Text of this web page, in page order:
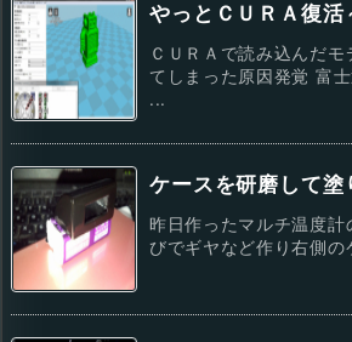
やっとＣＵＲＡ復活
ＣＵＲＡで読み込んだモ
てしまった原因発覚 富
...
ケースを研磨して塗
昨日作ったマルチ温度
びでギヤなど作り右側